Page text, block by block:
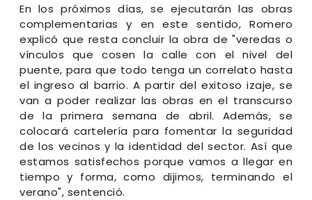
En los próximos días, se ejecutarán las obras
complementarias y en este sentido, Romero
explicó que resta concluir la obra de "veredas o
vínculos que cosen la calle con el nivel del
puente, para que todo tenga un correlato hasta
el ingreso al barrio. A partir del exitoso izaje, se
van a poder realizar las obras en el transcurso
de la primera semana de abril. Además, se
colocará cartelería para fomentar la seguridad
de los vecinos y la identidad del sector. Así que
estamos satisfechos porque vamos a llegar en
tiempo y forma, como dijimos, terminando el
verano", sentenció.